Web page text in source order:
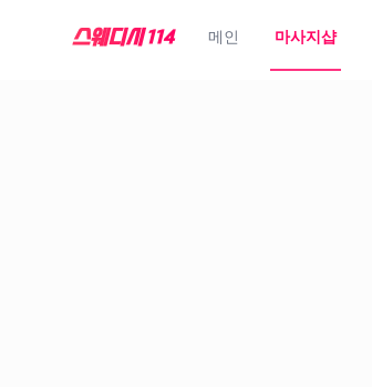
메인 마사지샵